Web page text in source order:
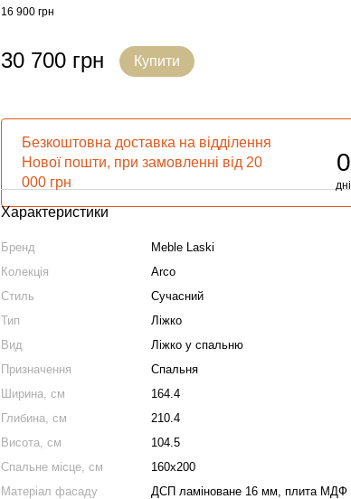
16 900 грн
30 700 грн Купити
Безкоштовна доставка на відділення
Нової пошти, при замовленні від 20
000 грн
0
дні
Характеристики
Бренд
Meble Laski
Колекція
Arco
Стиль
Сучасний
Тип
Ліжко
Вид
Ліжко у спальню
Призначення
Спальня
Ширина, см
164.4
Глибина, см
210.4
Висота, см
104.5
Спальне місце, см
160x200
Матеріал фасаду
ДСП ламіноване 16 мм, плита МДФ